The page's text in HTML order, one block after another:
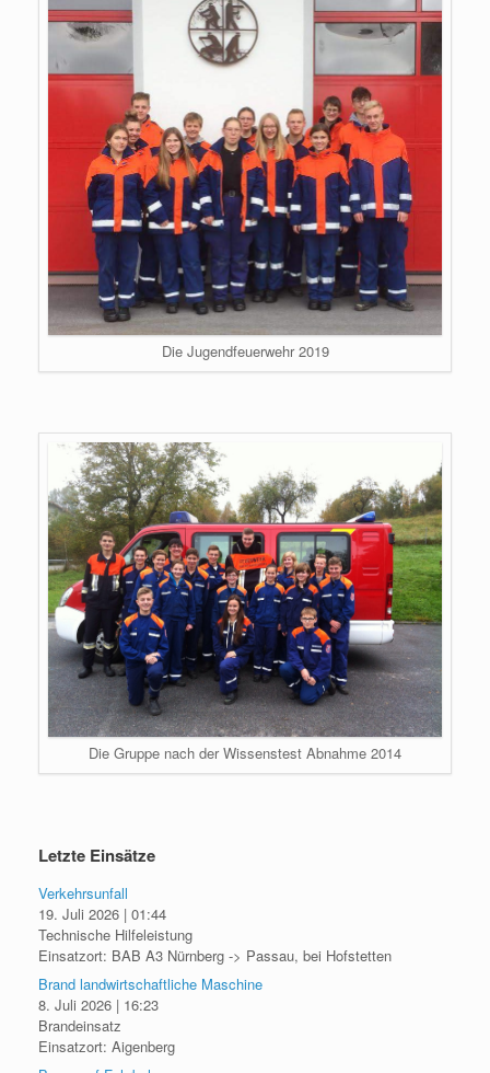
Die Jugendfeuerwehr 2019
Die Gruppe nach der Wissenstest Abnahme 2014
Letzte Einsätze
Verkehrsunfall
19. Juli 2026 | 01:44
Technische Hilfeleistung
Einsatzort: BAB A3 Nürnberg -> Passau, bei Hofstetten
Brand landwirtschaftliche Maschine
8. Juli 2026 | 16:23
Brandeinsatz
Einsatzort: Aigenberg